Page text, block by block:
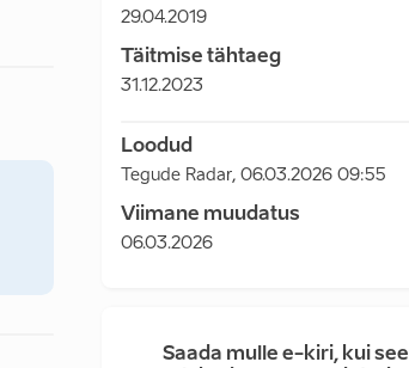
29.04.2019
Täitmise tähtaeg
31.12.2023
Loodud
Tegude Radar, 06.03.2026 09:55
Viimane muudatus
06.03.2026
Saada mulle e-kiri, kui see